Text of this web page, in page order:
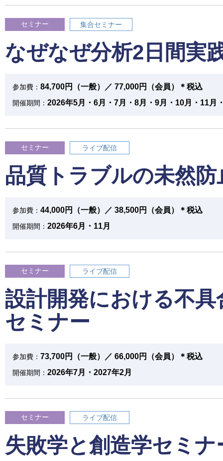
セミナー 集合セミナー
なぜなぜ分析2日間実
参加費： 84,700円（一般）／ 77,000円（会員）＊税込
開催期間： 2026年5月・6月・7月・8月・9月・10月・11月
セミナー ライブ配信
品質トラブルの未然
参加費： 44,000円（一般）／ 38,500円（会員）＊税込
開催期間： 2026年6月・11月
セミナー ライブ配信
設計開発における不
セミナー
参加費： 73,700円（一般）／ 66,000円（会員）＊税込
開催期間： 2026年7月・2027年2月
セミナー ライブ配信
失敗学と創造学セミナ